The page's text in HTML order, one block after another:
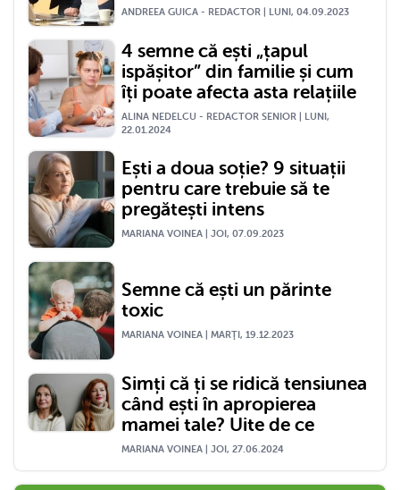
ANDREEA GUICA - REDACTOR | LUNI, 04.09.2023
4 semne că ești „țapul
ispășitor” din familie și cum
îți poate afecta asta relațiile
ALINA NEDELCU - REDACTOR SENIOR | LUNI,
22.01.2024
Ești a doua soție? 9 situații
pentru care trebuie să te
pregătești intens
MARIANA VOINEA | JOI, 07.09.2023
Semne că ești un părinte
toxic
MARIANA VOINEA | MARŢI, 19.12.2023
Simți că ți se ridică tensiunea
când ești în apropierea
mamei tale? Uite de ce
MARIANA VOINEA | JOI, 27.06.2024